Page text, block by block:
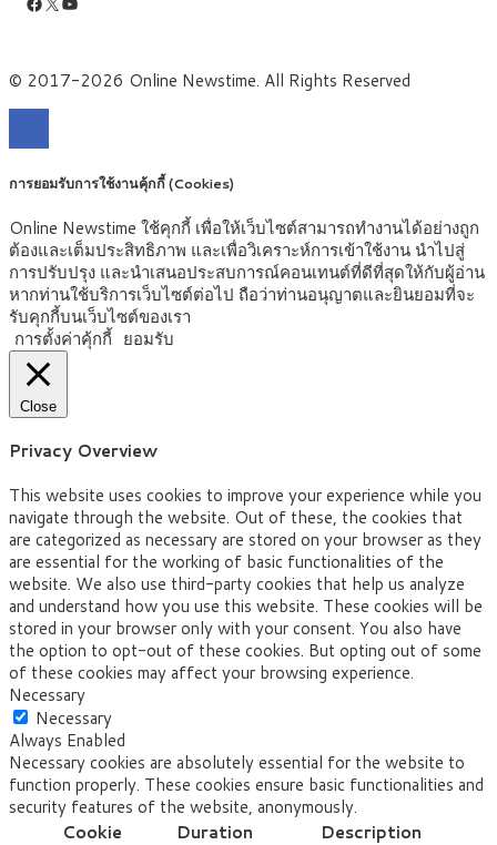
© 2017-2026 Online Newstime. All Rights Reserved
การยอมรับการใช้งานคุ้กกี้ (Cookies)
Online Newstime ใช้คุกกี้ เพื่อให้เว็บไซต์สามารถทำงานได้อย่างถูก
ต้องและเต็มประสิทธิภาพ และเพื่อวิเคราะห์การเข้าใช้งาน นำไปสู่
การปรับปรุง และนำเสนอประสบการณ์คอนเทนต์ที่ดีที่สุดให้กับผู้อ่าน
หากท่านใช้บริการเว็บไซต์ต่อไป ถือว่าท่านอนุญาตและยินยอมที่จะ
รับคุกกี้บนเว็บไซต์ของเรา
การตั้งค่าคุ้กกี้ ยอมรับ
Close
Privacy Overview
This website uses cookies to improve your experience while you
navigate through the website. Out of these, the cookies that
are categorized as necessary are stored on your browser as they
are essential for the working of basic functionalities of the
website. We also use third-party cookies that help us analyze
and understand how you use this website. These cookies will be
stored in your browser only with your consent. You also have
the option to opt-out of these cookies. But opting out of some
of these cookies may affect your browsing experience.
Necessary
Necessary
Always Enabled
Necessary cookies are absolutely essential for the website to
function properly. These cookies ensure basic functionalities and
security features of the website, anonymously.
Cookie
Duration Description